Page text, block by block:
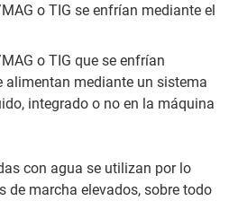
o TIG se enfrían mediante el
o TIG que se enfrían
alimentan mediante un sistema
integrado o no en la máquina
con agua se utilizan por lo
de marcha elevados, sobre todo